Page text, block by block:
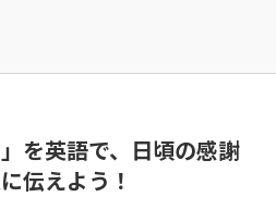
を英語で、日頃の感謝
伝えよう！